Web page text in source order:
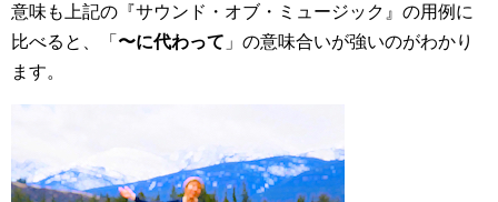
意味も上記の『サウンド・オブ・ミュージック』の用例に
比べると、「 〜に代わって 」の意味合いが強いのがわかり
ます。